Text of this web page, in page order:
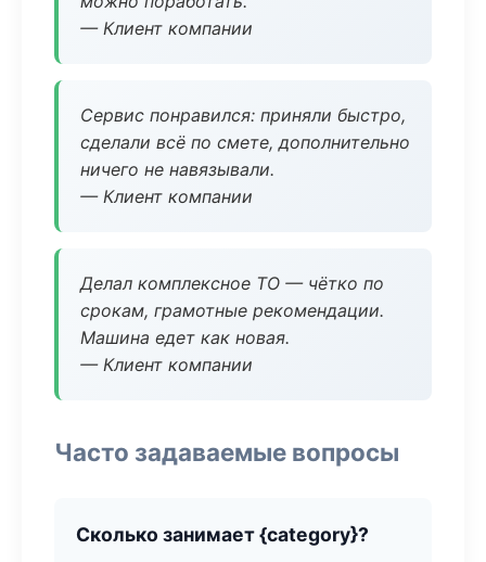
— Клиент компании
Сервис понравился: приняли быстро,
сделали всё по смете, дополнительно
ничего не навязывали.
— Клиент компании
Делал комплексное ТО — чётко по
срокам, грамотные рекомендации.
Машина едет как новая.
— Клиент компании
Часто задаваемые вопросы
Сколько занимает {category}?